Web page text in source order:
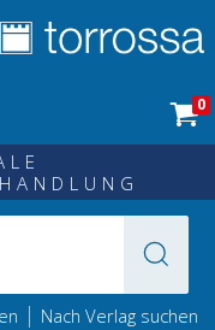
0
| Nach Verlag suchen